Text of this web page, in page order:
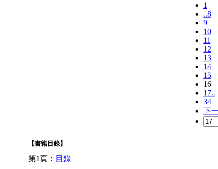
1
..8
9
10
11
12
13
14
15
16
17..
34
下
【書籍目錄】
第1頁： 目錄